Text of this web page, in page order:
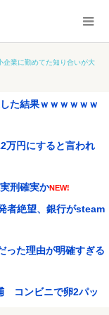
企業に勤めてた知り合いが大
た結果ｗｗｗｗｗｗ
万円にすると言われ
刑確実かNEW!
者絶望、銀行がsteam
った理由が明確すぎる
コンビニで卵2パッ